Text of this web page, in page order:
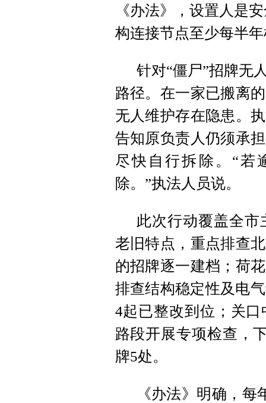
《办法》，设置人是
构连接节点至少每半
针对“僵尸”招牌无
路径。在一家已搬离
无人维护存在隐患。
告知原负责人仍须承
尽快自行拆除。“若
除。”执法人员说。
此次行动覆盖全
老旧特点，重点排查
的招牌逐一建档；荷
排查结构稳定性及电
4起已整改到位；关
路段开展专项检查，
牌5处。
《办法》明确，